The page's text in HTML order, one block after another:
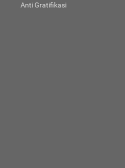
Anti Gratifikasi